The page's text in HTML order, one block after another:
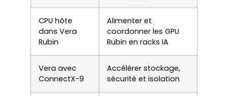
CPU hôte
dans Vera
Rubin
Alimenter et
coordonner les GPU
Rubin en racks IA
Vera avec
ConnectX-9
Accélérer stockage,
sécurité et isolation